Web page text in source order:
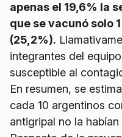
apenas el 19,6% la
que se vacunó solo
(25,2%).
integrantes del
susceptible al
En resumen, se
cada 10 argentinos
antigripal no la